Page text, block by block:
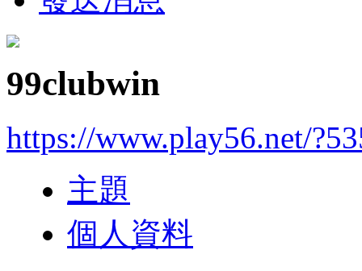
99clubwin
https://www.play56.net/
主題
個人資料